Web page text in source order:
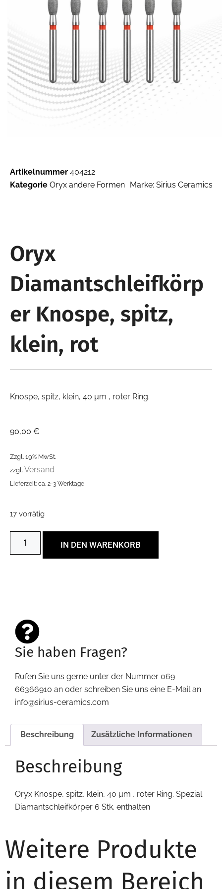
Artikelnummer 404212
Kategorie Oryx andere Formen Marke: Sirius Ceramics
Oryx
Diamantschleifkörp
er Knospe, spitz,
klein, rot
Knospe, spitz, klein, 40 µm , roter Ring.
90,00 €
Zzgl. 19% MwSt.
zzgl. Versand
Lieferzeit: ca. 2-3 Werktage
17 vorrätig
IN DEN WARENKORB
Sie haben Fragen?
Rufen Sie uns gerne unter der Nummer 069
66366910 an oder schreiben Sie uns eine E-Mail an
info@sirius-ceramics.com
Beschreibung Zusätzliche Informationen
Beschreibung
Oryx Knospe, spitz, klein, 40 µm , roter Ring. Spezial
Diamantschleifkörper 6 Stk. enthalten
Weitere Produkte
in diesem Bereich